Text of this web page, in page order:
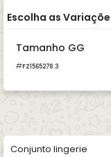
Escolha as
Tamanho GG
FZ1565278.3
Conjunto lingerie